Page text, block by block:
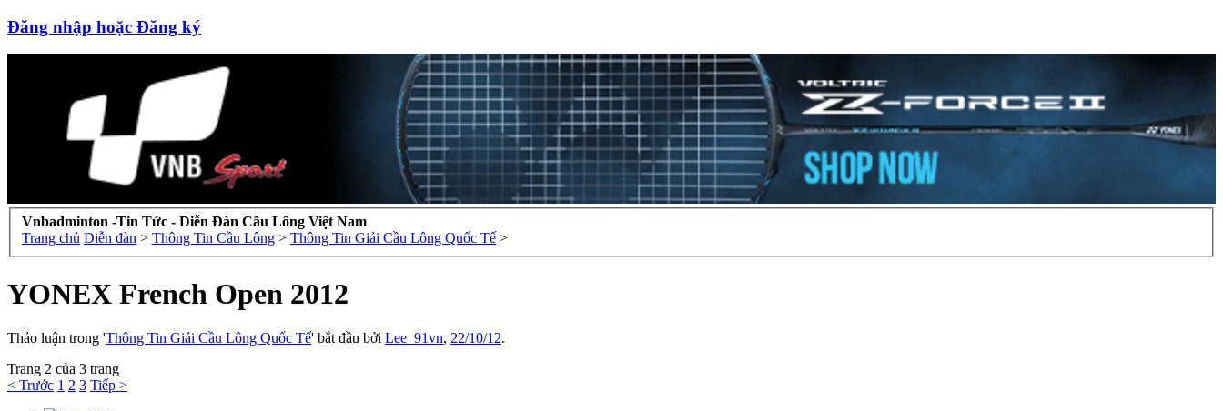
Đăng nhập hoặc Đăng ký
Vnbadminton -Tin Tức - Diễn Đàn Cầu Lông Việt Nam
Trang chủ Diễn đàn > Thông Tin Cầu Lông > Thông Tin Giải Cầu Lông Quốc Tế >
YONEX French Open 2012
Thảo luận trong 'Thông Tin Giải Cầu Lông Quốc Tế' bắt đầu bởi Lee_91vn, 22/10/12.
Trang 2 của 3 trang
< Trước 1 2 3 Tiếp >